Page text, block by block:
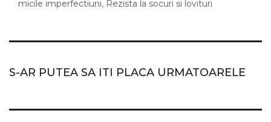
micile imperfectiuni, Rezista la socuri si lovituri
S-AR PUTEA SA ITI PLACA URMATOARELE